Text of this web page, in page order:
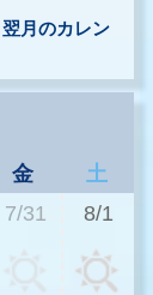
月のカレン
金
土
7/31 8/1